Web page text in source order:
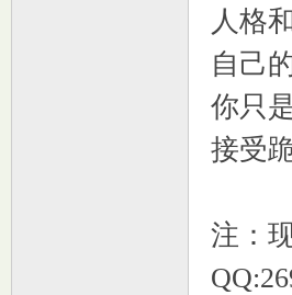
人格
自己
你只
接受
注：